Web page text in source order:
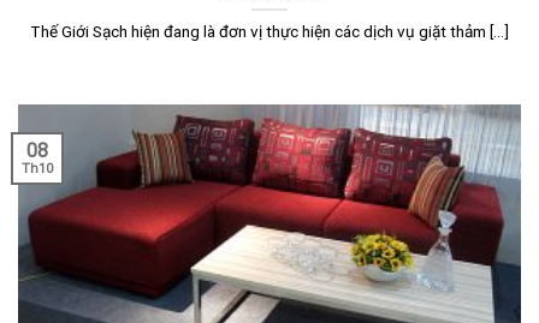
Thế Giới Sạch hiện đang là đơn vị thực hiện các dịch vụ giặt thảm [...]
08
Th10